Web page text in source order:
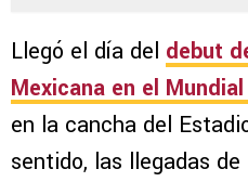
Llegó el día del debut
Mexicana en el
en la cancha del
sentido, las llegadas de